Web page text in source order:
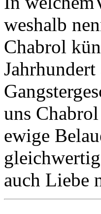
weshalb
Chabrol
uns
ewige
auch Liebe